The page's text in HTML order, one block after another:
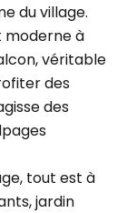
du village.
moderne à
véritable
des
des
tout est à
jardin